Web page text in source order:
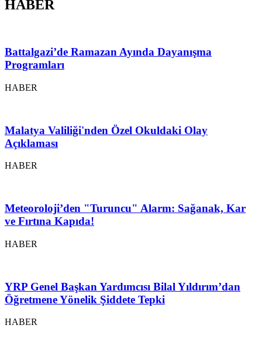
HABER
Battalgazi’de Ramazan Ayında Dayanışma
Programları
HABER
Malatya Valiliği'nden Özel Okuldaki Olay
Açıklaması
HABER
Meteoroloji’den "Turuncu" Alarm: Sağanak, Kar
ve Fırtına Kapıda!
HABER
YRP Genel Başkan Yardımcısı Bilal Yıldırım’dan
Öğretmene Yönelik Şiddete Tepki
HABER